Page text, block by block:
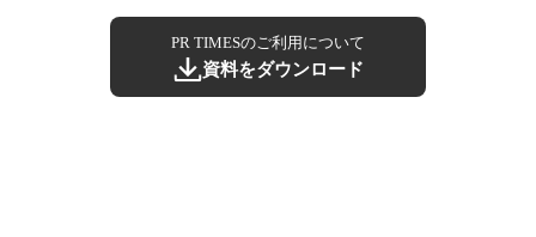
PR TIMESのご利用について
資料をダウンロード